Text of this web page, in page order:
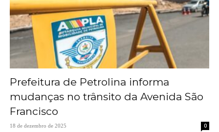
Prefeitura de Petrolina informa
mudanças no trânsito da Avenida São
Francisco
18 de dezembro de 2025 0